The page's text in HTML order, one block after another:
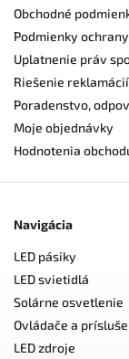
Obchodné
Podmienky
Uplatnenie práv
Riešenie reklamácií
Poradenstvo,
Moje objednávky
Hodnotenia
Navigácia
LED pásiky
LED svietidlá
Solárne osvetlenie
Ovládače a
LED zdroje